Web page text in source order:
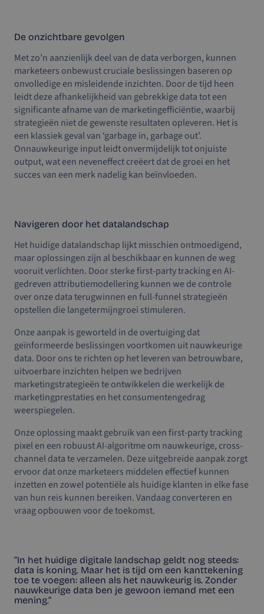
De onzichtbare gevolgen
Met zo’n aanzienlijk deel van de data verborgen, kunnen
marketeers onbewust cruciale beslissingen baseren op
onvolledige en misleidende inzichten. Door de tijd heen
leidt deze afhankelijkheid van gebrekkige data tot een
significante afname van de marketingefficiëntie, waarbij
strategieën niet de gewenste resultaten opleveren. Het is
een klassiek geval van ‘garbage in, garbage out’.
Onnauwkeurige input leidt onvermijdelijk tot onjuiste
output, wat een neveneffect creëert dat de groei en het
succes van een merk nadelig kan beïnvloeden.
Navigeren door het datalandschap
Het huidige datalandschap lijkt misschien ontmoedigend,
maar oplossingen zijn al beschikbaar en kunnen de weg
vooruit verlichten. Door sterke first-party tracking en AI-
gedreven attributiemodellering kunnen we de controle
over onze data terugwinnen en full-funnel strategieën
opstellen die langetermijngroei stimuleren.
Onze aanpak is geworteld in de overtuiging dat
geïnformeerde beslissingen voortkomen uit nauwkeurige
data. Door ons te richten op het leveren van betrouwbare,
uitvoerbare inzichten helpen we bedrijven
marketingstrategieën te ontwikkelen die werkelijk de
marketingprestaties en het consumentengedrag
weerspiegelen.
Onze oplossing maakt gebruik van een first-party tracking
pixel en een robuust AI-algoritme om nauwkeurige, cross-
channel data te verzamelen. Deze uitgebreide aanpak zorgt
ervoor dat onze marketeers middelen effectief kunnen
inzetten en zowel potentiële als huidige klanten in elke fase
van hun reis kunnen bereiken. Vandaag converteren en
vraag opbouwen voor de toekomst.
“In het huidige digitale landschap geldt nog steeds:
data is koning. Maar het is tijd om een kanttekening
toe te voegen: alleen als het nauwkeurig is. Zonder
nauwkeurige data ben je gewoon iemand met een
mening.”